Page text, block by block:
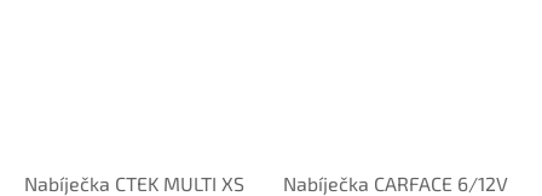
Nabíječka CTEK MULTI XS
Nabíječka CARFACE 6/12V